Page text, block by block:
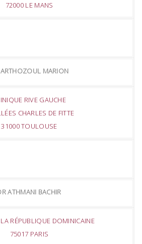
72000 LE MANS
MARION
RIVE GAUCHE
CHARLES DE FITTE
31000 TOULOUSE
ATHMANI BACHIR
RÉPUBLIQUE DOMINICAINE
75017 PARIS